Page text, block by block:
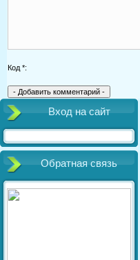
Код *:
Вход на сайт
Обратная связь